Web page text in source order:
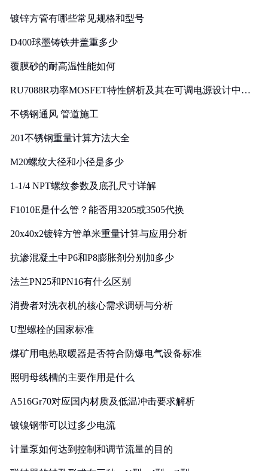
镀锌方管有哪些常见规格和型号
D400球墨铸铁井盖重多少
覆膜砂的耐高温性能如何
RU7088R功率MOSFET特性解析及其在可调电源设计中的
不锈钢通风 管道施工
201不锈钢重量计算方法大全
M20螺纹大径和小径是多少
1-1/4 NPT螺纹参数及底孔尺寸详解
F1010E是什么管？能否用3205或3505代换
20x40x2镀锌方管单米重量计算与应用分析
抗渗混凝土中P6和P8膨胀剂分别加多少
法兰PN25和PN16有什么区别
消费者对洗衣机的核心需求调研与分析
U型螺栓的国家标准
煤矿用电热取暖器是否符合防爆电气设备标准
照明母线槽的主要作用是什么
A516Gr70对应国内材质及低温冲击要求解析
镀镍钢带可以过多少电流
计量泵如何达到控制和调节流量的目的